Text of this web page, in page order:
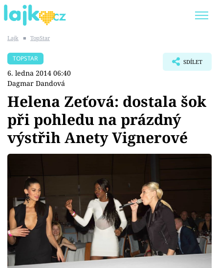
SHOPAHOLICADEL
Témata
Showbyznys
Virály
Sex a vztahy
Videa
Lajk ■ TopStar
TOPSTAR
6. ledna 2014 06:40
Dagmar Dandová
SDÍLET
Helena Zeťová: dostala šok
při pohledu na prázdný
výstřih Anety Vignerové